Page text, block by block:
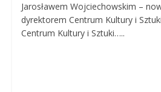
Jarosławem Wojciechowskim –
dyrektorem Centrum Kultury i
Centrum Kultury i Sztuki…..